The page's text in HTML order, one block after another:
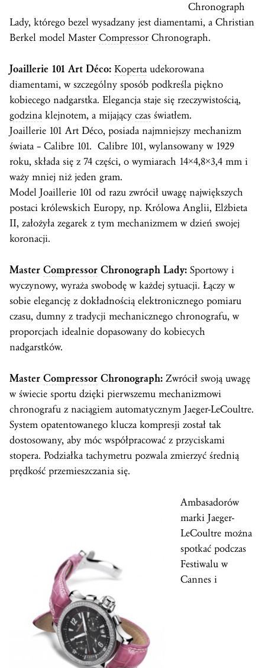
Chronograph
Lady, którego bezel wysadzany jest diamentami, a Christian
Berkel model Master Compressor Chronograph.
Joaillerie 101 Art Déco: Koperta udekorowana
diamentami, w szczególny sposób podkreśla piękno
kobiecego nadgarstka. Elegancja staje się rzeczywistością,
godzina klejnotem, a mijający czas światłem.
Joaillerie 101 Art Déco, posiada najmniejszy mechanizm
świata – Calibre 101. Calibre 101, wylansowany w 1929
roku, składa się z 74 części, o wymiarach 14×4,8×3,4 mm i
waży mniej niż jeden gram.
Model Joaillerie 101 od razu zwrócił uwagę największych
postaci królewskich Europy, np. Królowa Anglii, Elżbieta
II, założyła zegarek z tym mechanizmem w dzień swojej
koronacji.
Master Compressor Chronograph Lady: Sportowy i
wyczynowy, wyraża swobodę w każdej sytuacji. Łączy w
sobie elegancję z dokładnością elektronicznego pomiaru
czasu, dumny z tradycji mechanicznego chronografu, w
proporcjach idealnie dopasowany do kobiecych
nadgarstków.
Master Compressor Chronograph: Zwrócił swoją uwagę
w świecie sportu dzięki pierwszemu mechanizmowi
chronografu z naciągiem automatycznym Jaeger-LeCoultre.
System opatentowanego klucza kompresji został tak
dostosowany, aby móc współpracować z przyciskami
stopera. Podziałka tachymetru pozwala zmierzyć średnią
prędkość przemieszczania się.
Ambasadorów
marki Jaeger-
LeCoultre można
spotkać podczas
Festiwalu w
Cannes i